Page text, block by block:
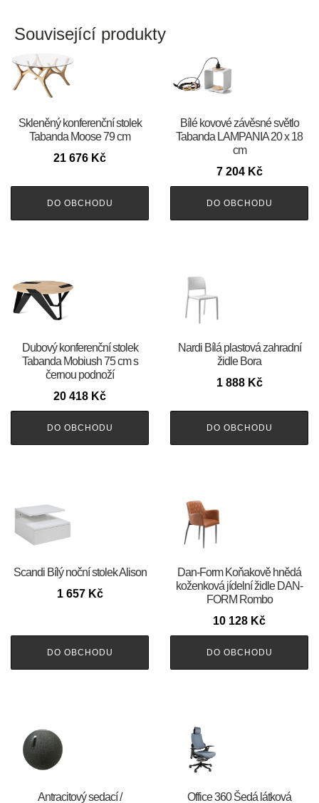
Související produkty
Skleněný konferenční stolek
Tabanda Moose 79 cm
21 676 Kč
DO OBCHODU
Bílé kovové závěsné světlo
Tabanda LAMPANIA 20 x 18
cm
7 204 Kč
DO OBCHODU
Dubový konferenční stolek
Tabanda Mobiush 75 cm s
černou podnoží
20 418 Kč
DO OBCHODU
Nardi Bílá plastová zahradní
židle Bora
1 888 Kč
DO OBCHODU
Scandi Bílý noční stolek Alison
1 657 Kč
DO OBCHODU
​​​​​Dan-Form Koňakově hnědá
koženková jídelní židle DAN-
FORM Rombo
10 128 Kč
DO OBCHODU
Antracitový sedací /
Office 360 Šedá látková